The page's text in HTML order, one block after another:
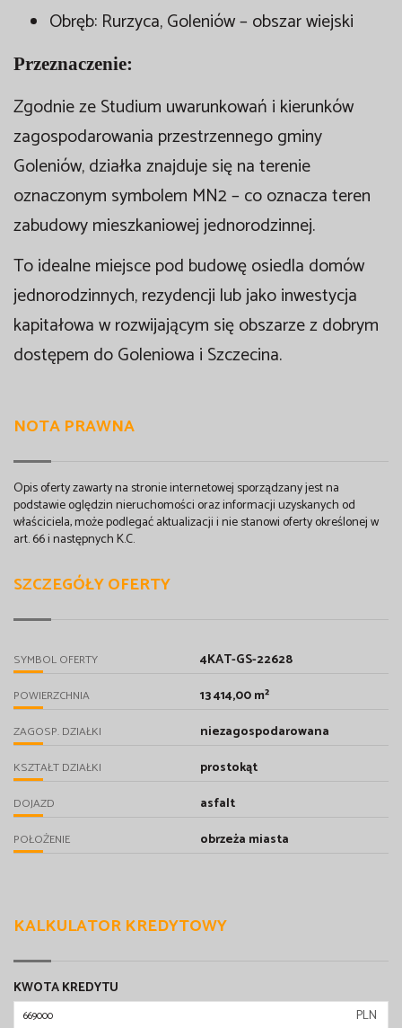
Obręb: Rurzyca, Goleniów – obszar wiejski
Przeznaczenie:
Zgodnie ze Studium uwarunkowań i kierunków
zagospodarowania przestrzennego gminy
Goleniów, działka znajduje się na terenie
oznaczonym symbolem MN2 – co oznacza teren
zabudowy mieszkaniowej jednorodzinnej.
To idealne miejsce pod budowę osiedla domów
jednorodzinnych, rezydencji lub jako inwestycja
kapitałowa w rozwijającym się obszarze z dobrym
dostępem do Goleniowa i Szczecina.
NOTA PRAWNA
Opis oferty zawarty na stronie internetowej sporządzany jest na
podstawie oględzin nieruchomości oraz informacji uzyskanych od
właściciela, może podlegać aktualizacji i nie stanowi oferty określonej w
art. 66 i następnych K.C.
SZCZEGÓŁY OFERTY
SYMBOL OFERTY 4KAT-GS-22628
POWIERZCHNIA 13 414,00 m²
ZAGOSP. DZIAŁKI niezagospodarowana
KSZTAŁT DZIAŁKI prostokąt
DOJAZD asfalt
POŁOŻENIE obrzeża miasta
KALKULATOR KREDYTOWY
KWOTA KREDYTU
PLN